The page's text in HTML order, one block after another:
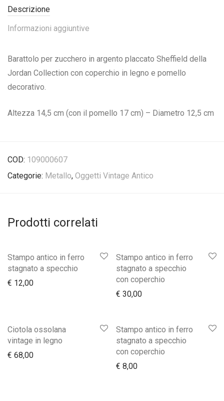
Descrizione
Informazioni aggiuntive
Barattolo per zucchero in argento placcato Sheffield della
Jordan Collection con coperchio in legno e pomello
decorativo.
Altezza 14,5 cm (con il pomello 17 cm) – Diametro 12,5 cm
COD: 109000607
Categorie: Metallo, Oggetti Vintage Antico
Prodotti correlati
Stampo antico in ferro
stagnato a specchio
€ 12,00
Stampo antico in ferro
stagnato a specchio
con coperchio
€ 30,00
Ciotola ossolana
vintage in legno
€ 68,00
Stampo antico in ferro
stagnato a specchio
con coperchio
€ 8,00